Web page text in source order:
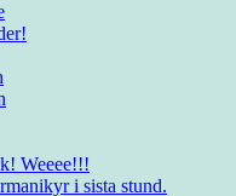
Weeee!!!
i sista stund.